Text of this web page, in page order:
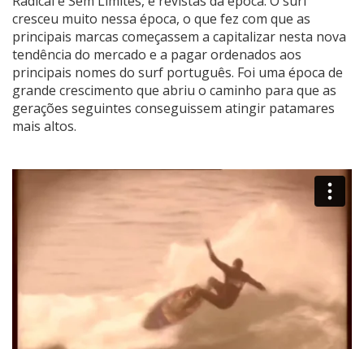
cresceu muito nessa época, o que fez com que as
principais marcas começassem a capitalizar nesta nova
tendência do mercado e a pagar ordenados aos
principais nomes do surf português. Foi uma época de
grande crescimento que abriu o caminho para que as
gerações seguintes conseguissem atingir patamares
mais altos.